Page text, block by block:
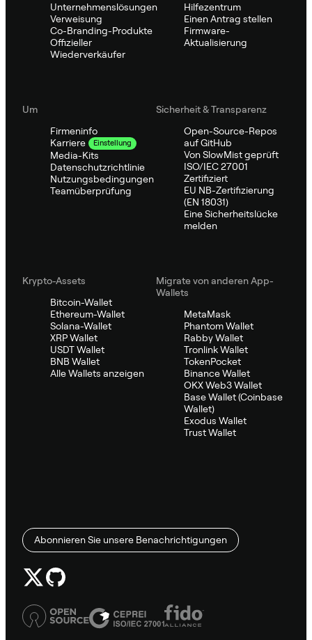
Unternehmenslösungen
Verweisung
Co-Branding-Produkte
Offizieller
Wiederverkäufer
Hilfezentrum
Einen Antrag stellen
Firmware-
Aktualisierung
Um
Firmeninfo
Karriere
Einstellung
Media-Kits
Datenschutzrichtlinie
Nutzungsbedingungen
Teamüberprüfung
Sicherheit & Transparenz
Open-Source-Repos
auf GitHub
Von SlowMist geprüft
ISO/IEC 27001
Zertifiziert
EU NB-Zertifizierung
(EN 18031)
Eine Sicherheitslücke
melden
Krypto-Assets
Bitcoin-Wallet
Ethereum-Wallet
Solana-Wallet
XRP Wallet
USDT Wallet
BNB Wallet
Alle Wallets anzeigen
Migrate von anderen App-
Wallets
MetaMask
Phantom Wallet
Rabby Wallet
Tronlink Wallet
TokenPocket
Binance Wallet
OKX Web3 Wallet
Base Wallet (Coinbase
Wallet)
Exodus Wallet
Trust Wallet
Abonnieren Sie unsere Benachrichtigungen